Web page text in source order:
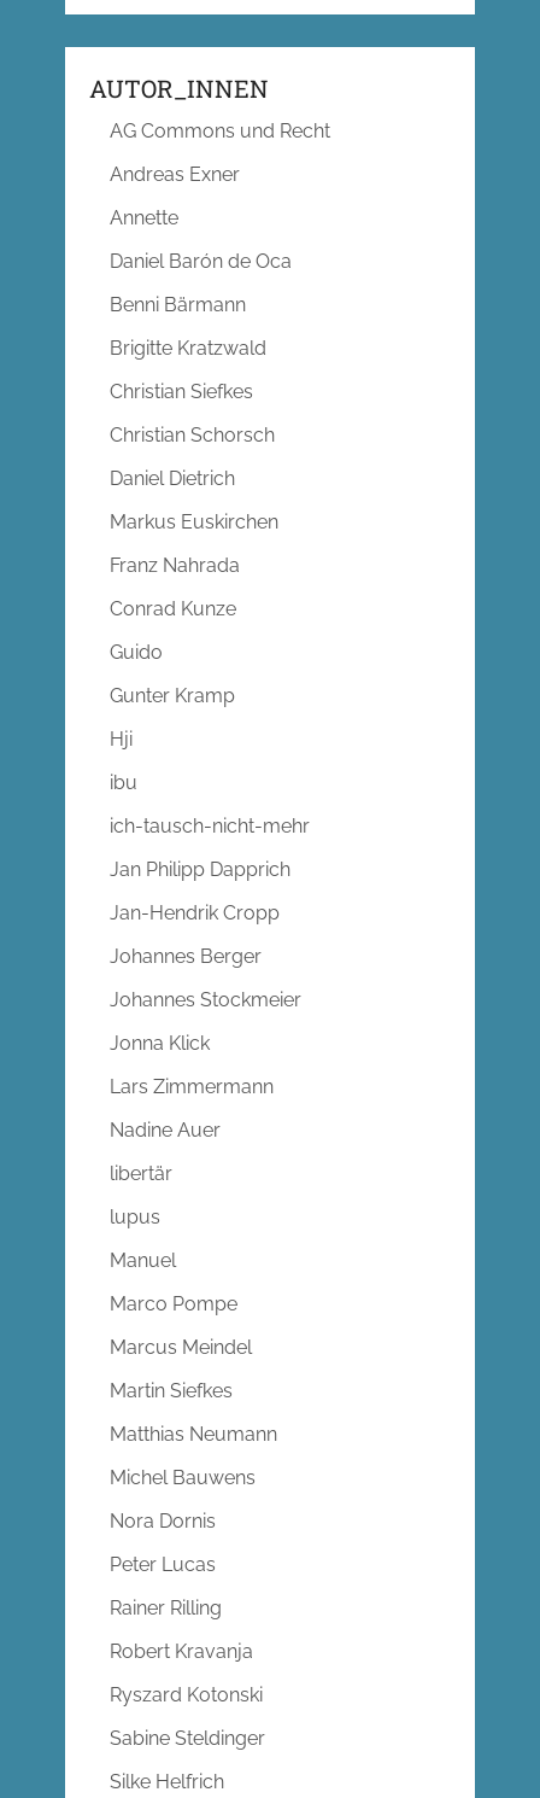
AUTOR_INNEN
AG Commons und Recht
Andreas Exner
Annette
Daniel Barón de Oca
Benni Bärmann
Brigitte Kratzwald
Christian Siefkes
Christian Schorsch
Daniel Dietrich
Markus Euskirchen
Franz Nahrada
Conrad Kunze
Guido
Gunter Kramp
Hji
ibu
ich-tausch-nicht-mehr
Jan Philipp Dapprich
Jan-Hendrik Cropp
Johannes Berger
Johannes Stockmeier
Jonna Klick
Lars Zimmermann
Nadine Auer
libertär
lupus
Manuel
Marco Pompe
Marcus Meindel
Martin Siefkes
Matthias Neumann
Michel Bauwens
Nora Dornis
Peter Lucas
Rainer Rilling
Robert Kravanja
Ryszard Kotonski
Sabine Steldinger
Silke Helfrich